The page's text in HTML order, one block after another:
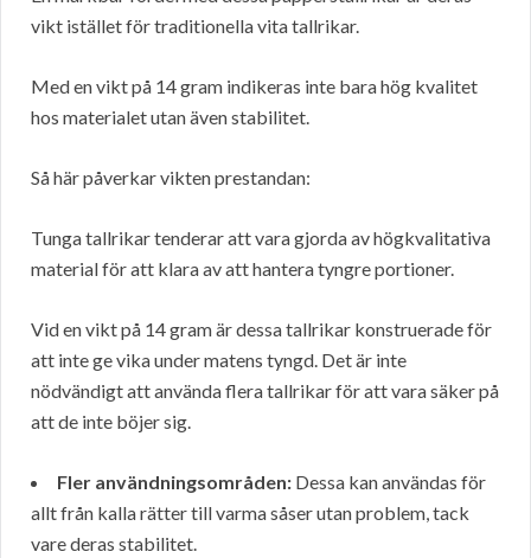
vikt istället för traditionella vita tallrikar.
Med en vikt på 14 gram indikeras inte bara hög kvalitet
hos materialet utan även stabilitet.
Så här påverkar vikten prestandan:
Tunga tallrikar tenderar att vara gjorda av högkvalitativa
material för att klara av att hantera tyngre portioner.
Vid en vikt på 14 gram är dessa tallrikar konstruerade för
att inte ge vika under matens tyngd. Det är inte
nödvändigt att använda flera tallrikar för att vara säker på
att de inte böjer sig.
Fler användningsområden: Dessa kan användas för
allt från kalla rätter till varma såser utan problem, tack
vare deras stabilitet.